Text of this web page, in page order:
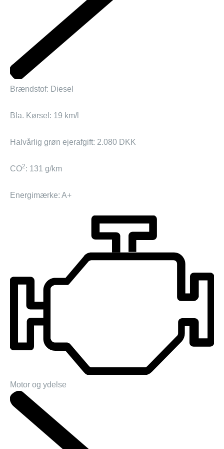
Brændstof: Diesel
Bla. Kørsel: 19 km/l
Halvårlig grøn ejerafgift: 2.080 DKK
CO2: 131 g/km
Energimærke: A+
Motor og ydelse